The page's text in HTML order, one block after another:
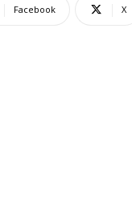
Facebook X